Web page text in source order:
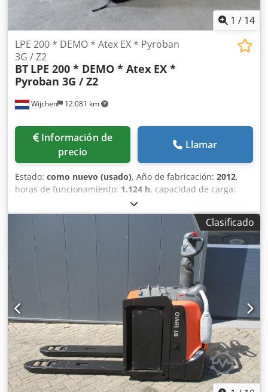
1 / 14
Wijchen 12.081 km
LPE 200 * DEMO * Atex EX * Pyroban
3G / Z2
BT LPE 200 * DEMO * Atex EX *
Pyroban 3G / Z2
Información de
precio
Llamar
Estado: como nuevo (usado), Año de fabricación: 2012,
horas de funcionamiento: 1.124 h, capacidad de carga:
, tipo de combustible:
modelo: BT LPE 200 * EX * 3G / Zona 2 Pyroban
ID:25020.6540 Cat.:Demostración Horquillas: 1150 x 570
mm Capacidad: 2000 kg Año:2012 Horas: 1124 horas
Capacidad:24 v / 300 ah - Bj 06/2020 Dcodpfjzq Ubzjx
Anmjk Opciones:* EX * Atex - Pyroban !!!! Sistema = S6000E
Grupo de gases = IIB Tipo = 3G (permitido en ZONA 2)
Clase temporal = T3
Clasificado